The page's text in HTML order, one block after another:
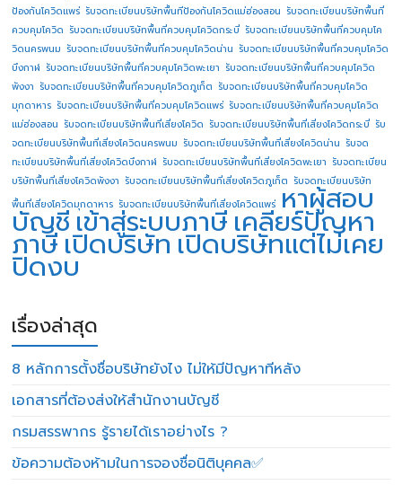
ป้องกันโควิดแพร่ รับจดทะเบียนบริษัทพื้นทีป้องกันโควิดแม่ฮ่องสอน รับจดทะเบียนบริษัทพื้นที่
ควบคุมโควิด รับจดทะเบียนบริษัทพื้นที่ควบคุมโควิดกระบี่ รับจดทะเบียนบริษัทพื้นที่ควบคุมโค
วิดนครพนม รับจดทะเบียนบริษัทพื้นที่ควบคุมโควิดน่าน รับจดทะเบียนบริษัทพื้นที่ควบคุมโควิด
บึงกาฬ รับจดทะเบียนบริษัทพื้นที่ควบคุมโควิดพะเยา รับจดทะเบียนบริษัทพื้นที่ควบคุมโควิด
พังงา รับจดทะเบียนบริษัทพื้นที่ควบคุมโควิดภูเก็ต รับจดทะเบียนบริษัทพื้นที่ควบคุมโควิด
มุกดาหาร รับจดทะเบียนบริษัทพื้นที่ควบคุมโควิดแพร่ รับจดทะเบียนบริษัทพื้นที่ควบคุมโควิด
แม่ฮ่องสอน รับจดทะเบียนบริษัทพื้นที่เสี่ยงโควิด รับจดทะเบียนบริษัทพื้นที่เสี่ยงโควิดกระบี่ รับ
จดทะเบียนบริษัทพื้นที่เสี่ยงโควิดนครพนม รับจดทะเบียนบริษัทพื้นที่เสี่ยงโควิดน่าน รับจด
ทะเบียนบริษัทพื้นที่เสี่ยงโควิดบึงกาฬ รับจดทะเบียนบริษัทพื้นที่เสี่ยงโควิดพะเยา รับจดทะเบียน
บริษัทพื้นที่เสี่ยงโควิดพังงา รับจดทะเบียนบริษัทพื้นที่เสี่ยงโควิดภูเก็ต รับจดทะเบียนบริษัท
พื้นที่เสี่ยงโควิดมุกดาหาร รับจดทะเบียนบริษัทพื้นที่เสี่ยงโควิดแพร่ หาผู้สอบ
บัญชี เข้าสู่ระบบภาษี เคลียร์ปัญหา
ภาษีเปิดบริษัทเปิดบริษัทแต่ไม่เคย
ปิดงบ
เรื่องล่าสุด
8 หลักการตั้งชื่อบริษัทยังไง ไม่ให้มีปัญหาทีหลัง
เอกสารที่ต้องส่งให้สำนักงานบัญชี
กรมสรรพากร รู้รายได้เราอย่างไร ?
ข้อความต้องห้ามในการจองชื่อนิติบุคคล✅